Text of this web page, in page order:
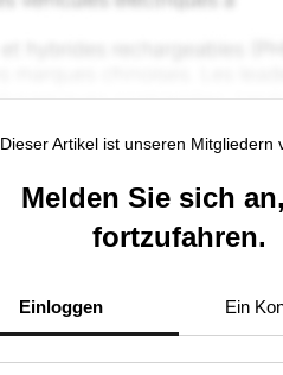
Dieser Artikel ist unseren Mitgliedern
Melden Sie sich
fortzufahren.
Einloggen Ein